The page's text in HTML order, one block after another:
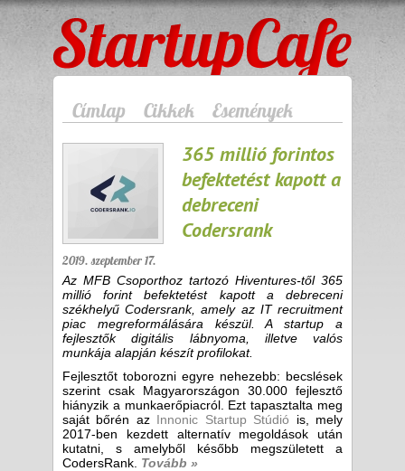
StartupCafe
Címlap Cikkek Események
365 millió forintos
befektetést kapott a
debreceni
Codersrank
2019. szeptember 17.
Az MFB Csoporthoz tartozó Hiventures-től 365
millió forint befektetést kapott a debreceni
székhelyű Codersrank, amely az IT recruitment
piac megreformálására készül. A startup a
fejlesztők digitális lábnyoma, illetve valós
munkája alapján készít profilokat.
Fejlesztőt toborozni egyre nehezebb: becslések
szerint csak Magyarországon 30.000 fejlesztő
hiányzik a munkaerőpiacról. Ezt tapasztalta meg
saját bőrén az Innonic Startup Stúdió is, mely
2017-ben kezdett alternatív megoldások után
kutatni, s amelyből később megszületett a
CodersRank. Tovább »